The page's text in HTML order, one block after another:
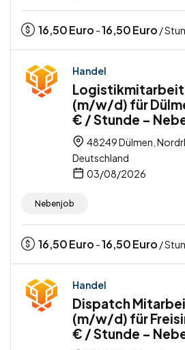
16,50Euro -16,50Euro /
Handel
(m/w/d) für
€ / Stunde –
48249 Dülmen,
Deutschland
03/08/2026
Nebenjob
16,50Euro -16,50Euro /
Handel
Dispatch
(m/w/d) für
€ / Stunde –